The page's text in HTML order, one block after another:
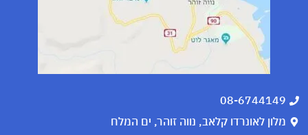
08-6744149
מלון לאונרדו קלאב, נווה זוהר, ים המלח